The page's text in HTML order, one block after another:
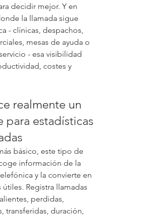
decidir mejor. Y en
la llamada sigue
- clínicas, despachos,
mesas de ayuda o
- esa visibilidad
costes y
realmente un
para estadísticas
básico, este tipo de
información de la
y la convierte en
Registra llamadas
perdidas,
transferidas, duración,